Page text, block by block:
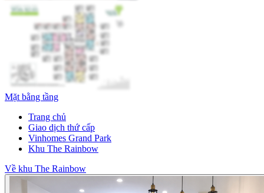
Mặt bằng tầng
Trang chủ
Giao dịch thứ cấp
Vinhomes Grand Park
Khu The Rainbow
Về khu The Rainbow